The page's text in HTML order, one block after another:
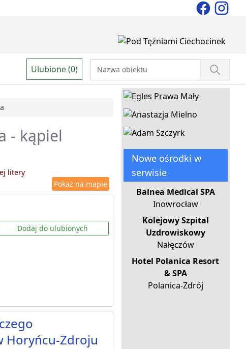
Ulubione (0)
- kąpiel
litery
Pokaż na mapie
Dodaj do ulubionych
Horyńcu-Zdroju
Nowe ośrodki w
serwisie
Balnea Medical SPA
Inowrocław
Kolejowy Szpital
Uzdrowiskowy
Nałęczów
Hotel Polanica Resort
& SPA
Polanica-Zdrój